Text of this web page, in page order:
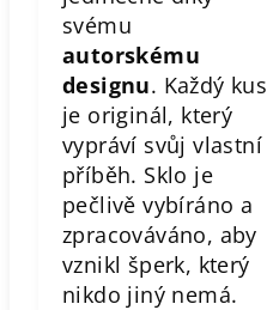
svému
autorskému
designu. Každý kus
je originál, který
vypráví svůj vlastní
příběh. Sklo je
pečlivě vybíráno a
zpracováváno, aby
vznikl šperk, který
nikdo jiný nemá.